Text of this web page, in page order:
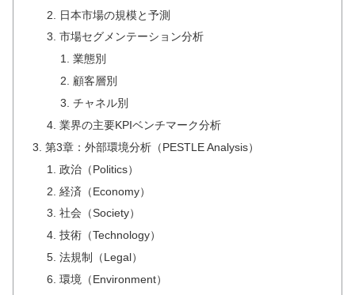
日本市場の規模と予測
市場セグメンテーション分析
業態別
顧客層別
チャネル別
業界の主要KPIベンチマーク分析
第3章：外部環境分析（PESTLE Analysis）
政治（Politics）
経済（Economy）
社会（Society）
技術（Technology）
法規制（Legal）
環境（Environment）